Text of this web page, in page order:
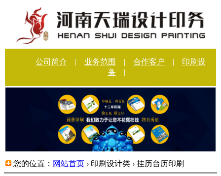
公司简介 | 业务范围 | 合作客户 |
印刷设
备
|
您的位置： 网站首页 › 印刷设计类 › 挂历台历印刷